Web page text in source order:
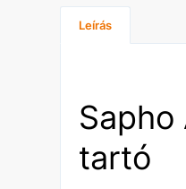
Leírás
tartó